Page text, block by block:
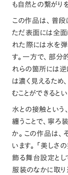
も自然との繋がり
この作品は、 普段
ただ表面には全
れた際には水を
す。 一方で、 部分
れらの箇所には逆
は濃く見えるため、
むことができるとい
水との接触という 、
纏うことで、 寧ろ
か。 この作品は、
います。 「 美しさ
飾る舞台設定とし
服装のなかに取